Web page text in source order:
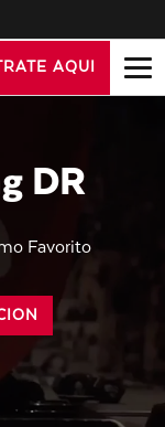
AQUI
DR
Favorito